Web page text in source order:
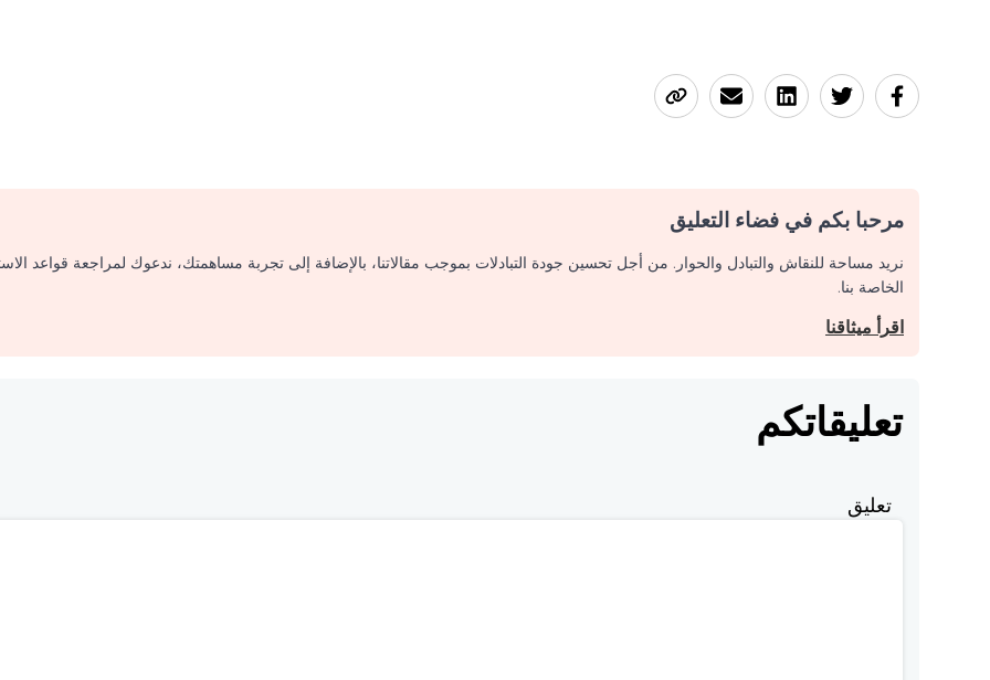
مرحبا بكم في فضاء التعليق
نريد مساحة للنقاش والتبادل والحوار. من أجل تحسين جودة التبادلات بموجب مقالاتنا، بالإضافة إلى تجربة مساهمتك، ندعوك لمراجعة قواعد
الخاصة بنا.
اقرأ ميثاقنا
تعليقاتكم
تعليق